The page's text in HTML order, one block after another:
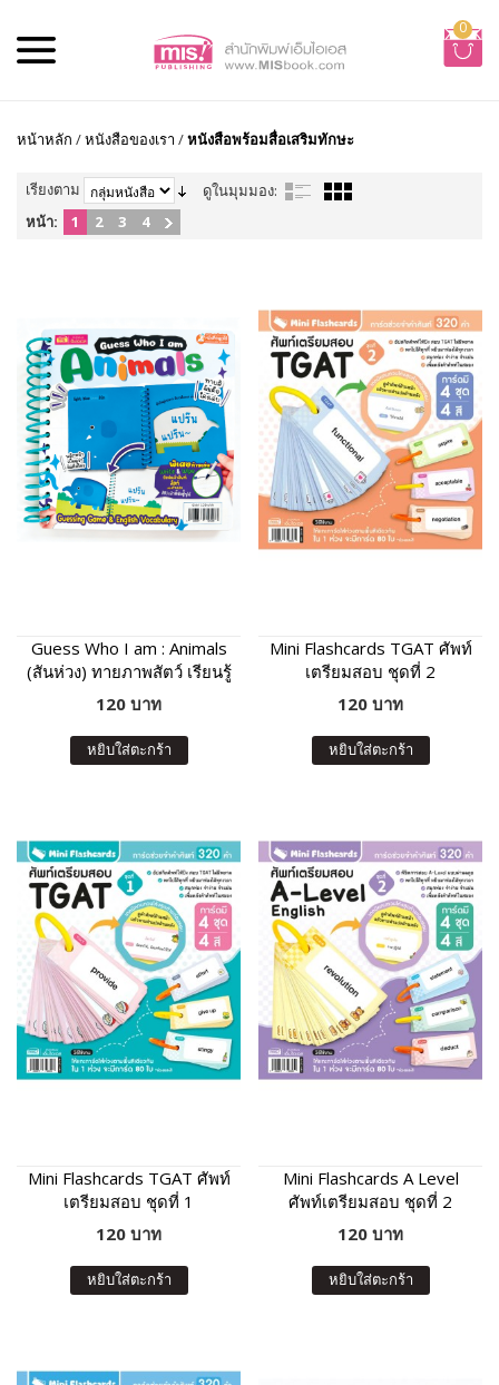
0
หน้าหลัก /หนังสือของเรา /หนังสือพร้อมสื่อเสริมทักษะ
เรียงตาม
ดูในมุมมอง:
หน้า:
1 2 3 4
Guess Who I am : Animals
(สันห่วง) ทายภาพสัตว์ เรียนรู้
คำศัพท์และเสียงร้องของสัตว์
120 บาท
หยิบใส่ตะกร้า
Mini Flashcards TGAT ศัพท์
เตรียมสอบ ชุดที่ 2
120 บาท
หยิบใส่ตะกร้า
Mini Flashcards TGAT ศัพท์
เตรียมสอบ ชุดที่ 1
120 บาท
หยิบใส่ตะกร้า
Mini Flashcards A Level
ศัพท์เตรียมสอบ ชุดที่ 2
120 บาท
หยิบใส่ตะกร้า